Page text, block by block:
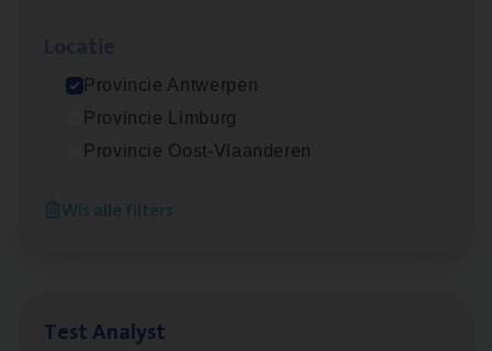
Provincie Antwerpen
Provincie Limburg
Provincie Oost-Vlaanderen
Wis alle filters
Busi­ness Mana­ger Mari­ne Cargo
Antwerpen
Test Ana­lyst